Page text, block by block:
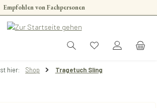
Empfohlen von Fachpersonen
hier: Shop Tragetuch Sling